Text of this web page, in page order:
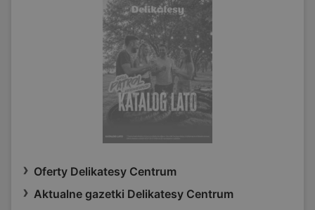
Oferty Delikatesy Centrum
Aktualne gazetki Delikatesy Centrum